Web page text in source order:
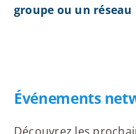
groupe ou un
Événements